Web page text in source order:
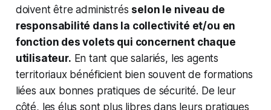
doivent être administrés selon le niveau de
responsabilité dans la collectivité et/ou en
fonction des volets qui concernent chaque
utilisateur. En tant que salariés, les agents
territoriaux bénéficient bien souvent de formations
liées aux bonnes pratiques de sécurité. De leur
côté, les élus sont plus libres dans leurs pratiques